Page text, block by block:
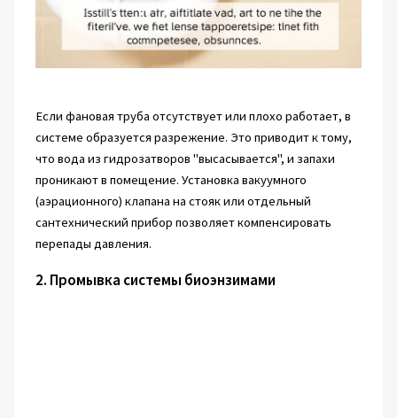
Если фановая труба отсутствует или плохо работает, в
системе образуется разрежение. Это приводит к тому,
что вода из гидрозатворов "высасывается", и запахи
проникают в помещение. Установка вакуумного
(аэрационного) клапана на стояк или отдельный
сантехнический прибор позволяет компенсировать
перепады давления.
2. Промывка системы биоэнзимами